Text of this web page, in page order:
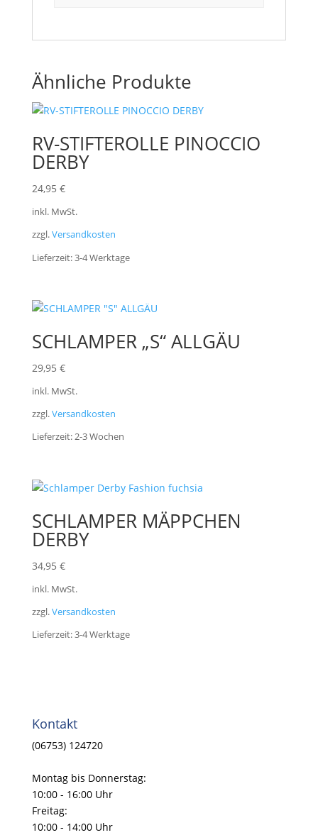
Ähnliche Produkte
RV-STIFTEROLLE PINOCCIO
DERBY
24,95 €
inkl. MwSt.
zzgl.Versandkosten
Lieferzeit:3-4 Werktage
SCHLAMPER „S“ ALLGÄU
29,95 €
inkl. MwSt.
zzgl.Versandkosten
Lieferzeit:2-3 Wochen
SCHLAMPER MÄPPCHEN
DERBY
34,95 €
inkl. MwSt.
zzgl.Versandkosten
Lieferzeit:3-4 Werktage
Kontakt
(06753) 124720
Montag bis Donnerstag:
10:00 - 16:00 Uhr
Freitag:
10:00 - 14:00 Uhr